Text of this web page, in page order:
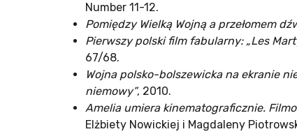
Number 11-12.
Pomiędzy Wielką Wojną a przełomem
Pierwszy polski film fabularny: „Les
67/68.
Wojna polsko-bolszewicka na ekranie
niemowy”, 2010.
Amelia umiera kinematograficznie.
Elżbiety Nowickiej i Magdaleny